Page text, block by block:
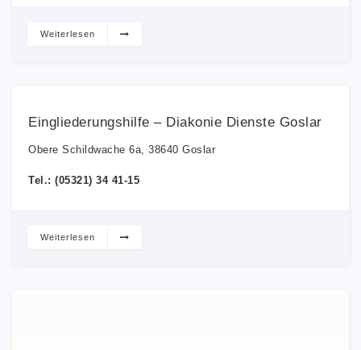
Weiterlesen
Eingliederungshilfe – Diakonie Dienste Goslar
Obere Schildwache 6a, 38640 Goslar
Tel.: (05321) 34 41-15
Weiterlesen